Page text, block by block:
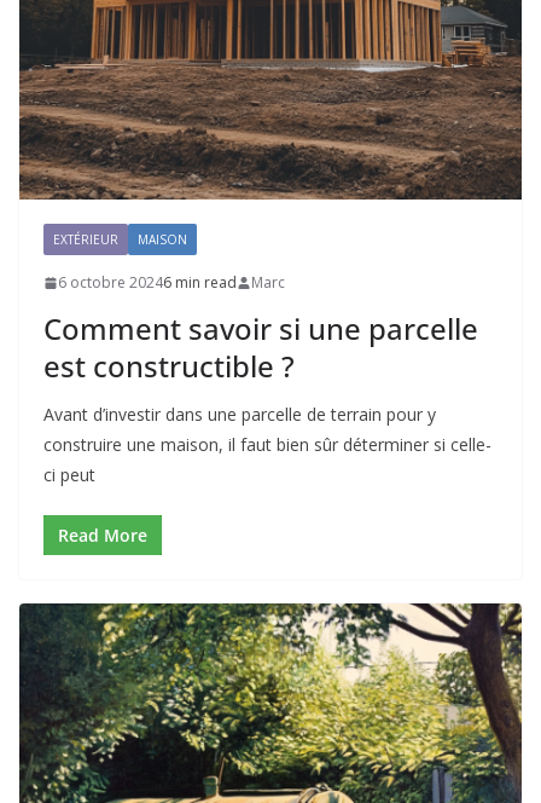
EXTÉRIEUR MAISON
6 octobre 20246 min read Marc
Comment savoir si une parcelle
est constructible ?
Avant d’investir dans une parcelle de terrain pour y
construire une maison, il faut bien sûr déterminer si celle-
ci peut
Read More